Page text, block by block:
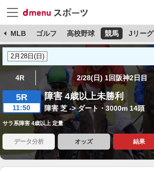
MLB ゴルフ 高校野球 競馬 Jリーグ
4R 2/28(日) 1回阪神2日目
5R
11:50
障害 4歳以上未勝利
障害 芝 -> ダート・3000m 14頭
サラ系障害 4歳以上 定量
データ分析 オッズ 結果